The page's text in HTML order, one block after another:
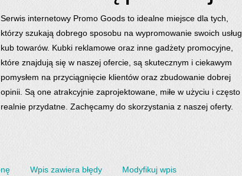
Serwis internetowy Promo Goods to idealne miejsce dla tych,
którzy szukają dobrego sposobu na wypromowanie swoich usług
kub towarów. Kubki reklamowe oraz inne gadżety promocyjne,
które znajdują się w naszej ofercie, są skutecznym i ciekawym
pomysłem na przyciągnięcie klientów oraz zbudowanie dobrej
opinii. Są one atrakcyjnie zaprojektowane, miłe w użyciu i często
realnie przydatne. Zachęcamy do skorzystania z naszej oferty.
Wpis zawiera błędy Modyfikuj wpis